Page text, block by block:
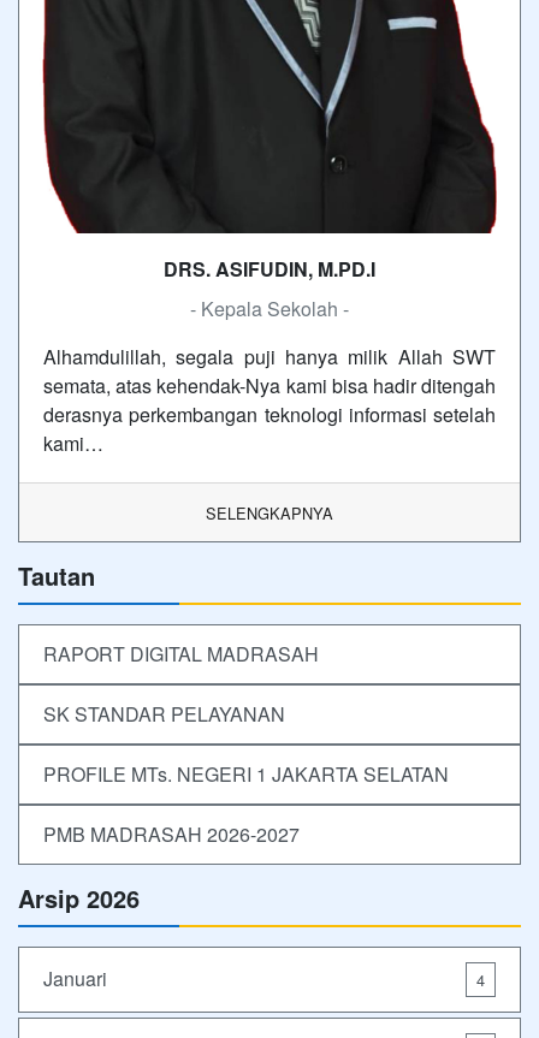
DRS. ASIFUDIN, M.PD.I
- Kepala Sekolah -
Alhamdulillah, segala puji hanya milik Allah SWT
semata, atas kehendak-Nya kami bisa hadir ditengah
derasnya perkembangan teknologi informasi setelah
kami…
SELENGKAPNYA
Tautan
RAPORT DIGITAL MADRASAH
SK STANDAR PELAYANAN
PROFILE MTs. NEGERI 1 JAKARTA SELATAN
PMB MADRASAH 2026-2027
Arsip 2026
Januari 4